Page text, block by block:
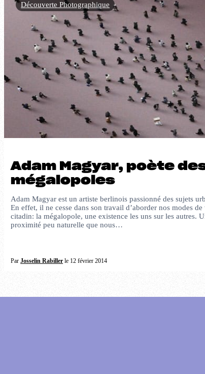
Adam Magyar, poète
mégalopoles
Adam Magyar est un artiste berlinois passionné des sujets
En effet, il ne cesse dans son travail d’aborder nos modes de
citadin: la mégalopole, une existence les uns sur les autres.
proximité peu naturelle que nous…
ParJosselin Rabiller le 12 février 2014
Découverte Photographique